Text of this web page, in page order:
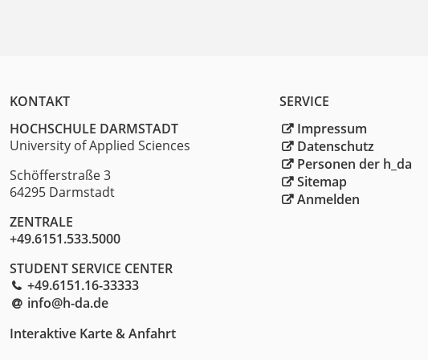
KONTAKT
HOCHSCHULE DARMSTADT
University of Applied Sciences
Schöfferstraße 3
64295 Darmstadt
ZENTRALE
+49.6151.533.5000
STUDENT SERVICE CENTER
+49.6151.16-33333
info@h-da.de
Interaktive Karte & Anfahrt
SERVICE
Impressum
Datenschutz
Personen der h_da
Sitemap
Anmelden